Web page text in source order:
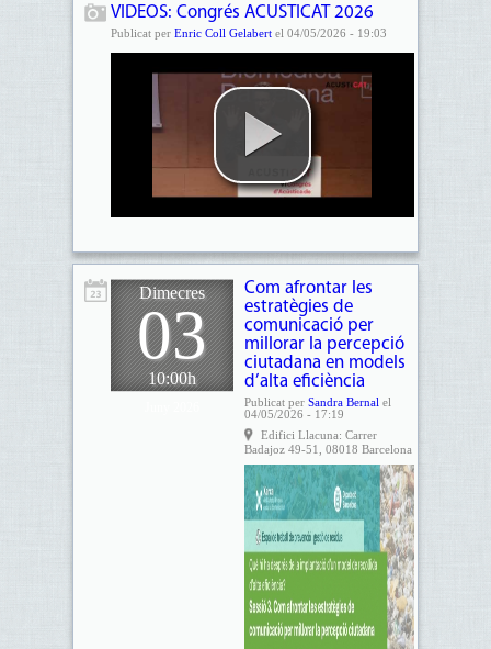
VIDEOS: Congrés ACUSTICAT 2026
Publicat per Enric Coll Gelabertel 04/05/2026 - 19:03
Dimecres
03
10:00h
Com afrontar les
estratègies de
comunicació per
millorar la percepció
ciutadana en models
d’alta eficiència
Publicat per Sandra Bernal el
04/05/2026 - 17:19
Edifici Llacuna: Carrer
Badajoz 49-51, 08018 Barcelona